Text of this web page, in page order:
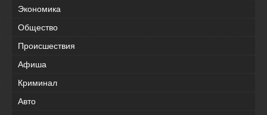
Экономика
Общество
Происшествия
Афиша
Криминал
Авто